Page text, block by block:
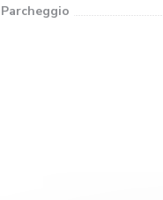
Parcheggio